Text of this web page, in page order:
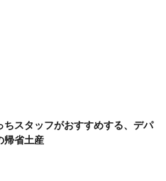
ちスタッフがおすすめする、デパ
帰省土産